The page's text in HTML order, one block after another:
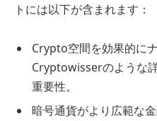
トには以下が含まれます：
Crypto空間を効果的に
Cryptowisserのような
重要性。
暗号通貨がより広範な